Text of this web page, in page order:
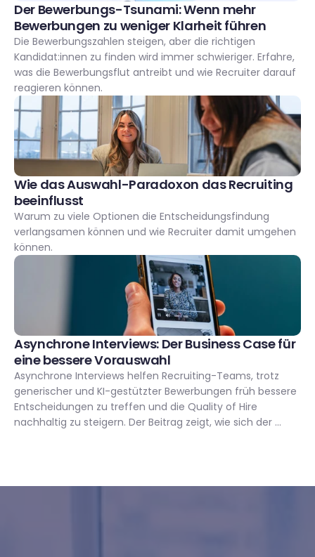
Der Bewerbungs-Tsunami: Wenn mehr
Bewerbungen zu weniger Klarheit führen
Die Bewerbungszahlen steigen, aber die richtigen
Kandidat:innen zu finden wird immer schwieriger. Erfahre,
was die Bewerbungsflut antreibt und wie Recruiter darauf
reagieren können.
Wie das Auswahl-Paradoxon das Recruiting
beeinflusst
Warum zu viele Optionen die Entscheidungsfindung
verlangsamen können und wie Recruiter damit umgehen
können.
Asynchrone Interviews: Der Business Case für
eine bessere Vorauswahl
Asynchrone Interviews helfen Recruiting-Teams, trotz
generischer und KI-gestützter Bewerbungen früh bessere
Entscheidungen zu treffen und die Quality of Hire
nachhaltig zu steigern. Der Beitrag zeigt, wie sich der